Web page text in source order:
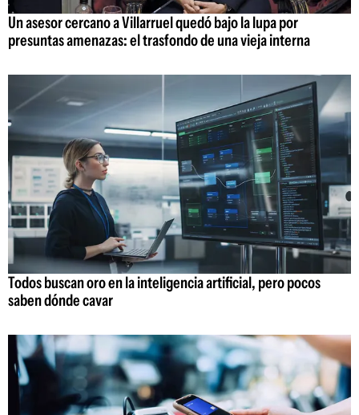
Un asesor cercano a Villarruel quedó bajo la lupa por
presuntas amenazas: el trasfondo de una vieja interna
Todos buscan oro en la inteligencia artificial, pero pocos
saben dónde cavar